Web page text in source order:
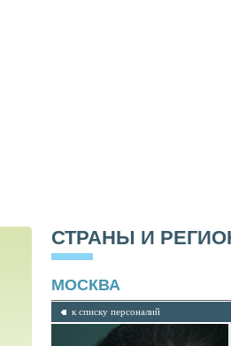
СТРАНЫ И
МОСКВА
к списку персоналий